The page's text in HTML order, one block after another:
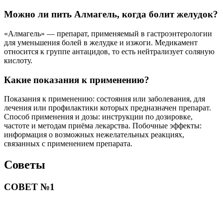
Можно ли пить Алмагель, когда болит желудок?
«Алмагель» — препарат, применяемый в гастроэнтерологии
для уменьшения болей в желудке и изжоги. Медикамент
относится к группе антацидов, то есть нейтрализует соляную
кислоту.
Какие показания к применению?
Показания к применению: состояния или заболевания, для
лечения или профилактики которых предназначен препарат.
Способ применения и дозы: инструкции по дозировке,
частоте и методам приёма лекарства. Побочные эффекты:
информация о возможных нежелательных реакциях,
связанных с применением препарата.
Советы
СОВЕТ №1